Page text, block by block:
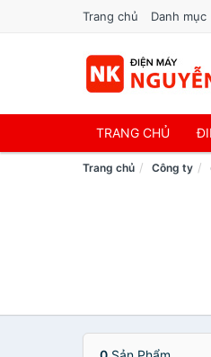
Trang chủ Danh mục
TRANG CHỦ
Trang chủ Công ty